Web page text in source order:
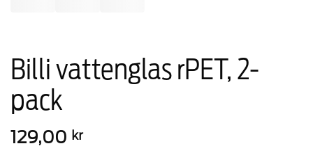
Billi vattenglas rPET, 2-
pack
129,00 kr